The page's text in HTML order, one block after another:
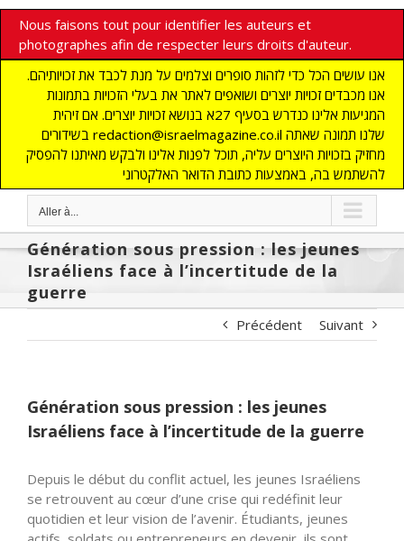
Nous faisons tout pour identifier les auteurs et
photographes afin de respecter leurs droits d'auteur.
אנו עושים הכל כדי לזהות סופרים וצלמים על מנת לכבד את זכויותיהם.
אנו מכבדים זכויות יוצרים ושואפים לאתר את בעלי הזכויות בתמונות
המגיעות אלינו כנדרש בסעיף 27א בנושא זכויות יוצרים. אם זיהית
בשידורים redaction@israelmagazine.co.il שלנו תמונה שאתה
מחזיק בזכויות היוצרים עליה, תוכל לפנות אלינו ולבקש מאיתנו להפסיק
להשתמש בה, באמצעות כתובת הדואר האלקטרוני
Aller à...
Génération sous pression : les jeunes
Israéliens face à l’incertitude de la
guerre
Précédent Suivant
Génération sous pression : les jeunes
Israéliens face à l’incertitude de la guerre
Depuis le début du conflit actuel, les jeunes Israéliens
se retrouvent au cœur d’une crise qui redéfinit leur
quotidien et leur vision de l’avenir. Étudiants, jeunes